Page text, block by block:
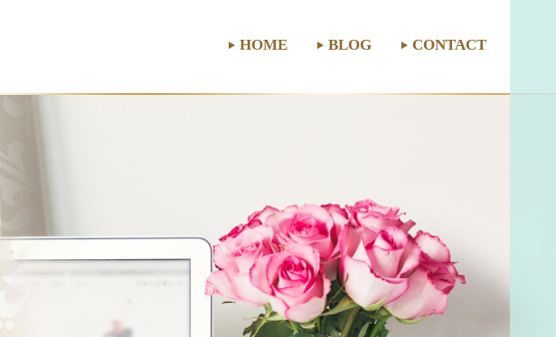
HOME BLOG CONTACT